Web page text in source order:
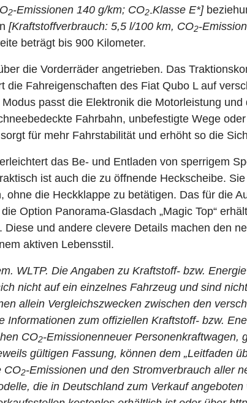
2-Emissionen 140 g/km; CO2-Klasse E*]
[Kraftstoffverbrauch: 5,5 l/100 km, CO2-
beträgt bis 900 Kilometer.
die Vorderräder angetrieben. Das
die Fahreigenschaften des Fiat Qubo L auf
passt die Elektronik die Motorleistung und
Fahrbahn, unbefestigte Wege
für mehr Fahrstabilität und erhöht so die
das Be- und Entladen von sperrigem
ist auch die zu öffnende Heckscheibe.
ohne die Heckklappe zu betätigen. Das für die
Option Panorama-Glasdach „Magic Top“
Diese und andere clevere Details machen den
aktiven Lebensstil.
WLTP. Die Angaben zu Kraftstoff- bzw.
nicht auf ein einzelnes Fahrzeug und sind
allein Vergleichszwecken zwischen den
Informationen zum offiziellen Kraftstoff- bzw.
CO2-Emissionenneuer Personenkraftwagen,
gültigen Fassung, können dem „Leitfaden
CO2-Emissionen und den Stromverbrauch aller
die in Deutschland zum Verkauf angeboten